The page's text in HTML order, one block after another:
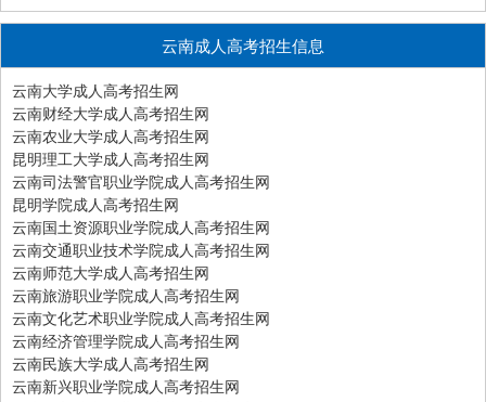
云南成人高考招生信息
云南大学成人高考招生网
云南财经大学成人高考招生网
云南农业大学成人高考招生网
昆明理工大学成人高考招生网
云南司法警官职业学院成人高考招生网
昆明学院成人高考招生网
云南国土资源职业学院成人高考招生网
云南交通职业技术学院成人高考招生网
云南师范大学成人高考招生网
云南旅游职业学院成人高考招生网
云南文化艺术职业学院成人高考招生网
云南经济管理学院成人高考招生网
云南民族大学成人高考招生网
云南新兴职业学院成人高考招生网